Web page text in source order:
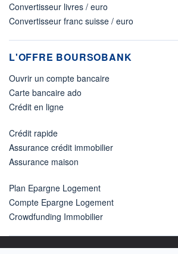
Convertisseur livres / euro
Convertisseur franc suisse / euro
L'OFFRE BOURSOBANK
Ouvrir un compte bancaire
Carte bancaire ado
Crédit en ligne
Crédit rapide
Assurance crédit immobilier
Assurance maison
Plan Epargne Logement
Compte Epargne Logement
Crowdfunding Immobilier